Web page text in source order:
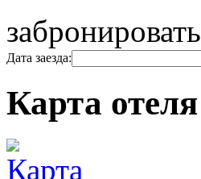
забронировать
Дата заезда:
Карта отеля